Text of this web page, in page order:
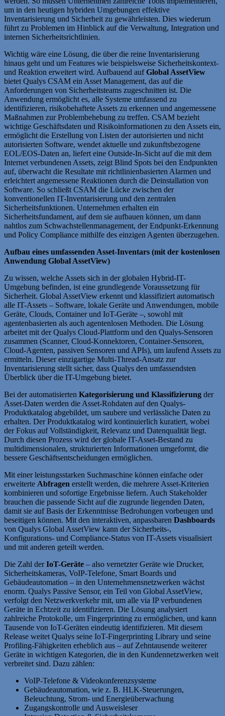
um in den heutigen hybriden Umgebungen effektive
Inventarisierung und Sicherheit zu gewährleisten. Dies wiederum
führt zu Problemen im Hinblick auf die Verwaltung, Integration und
internen Sicherheitsrichtlinien.
Wichtig wäre eine Lösung, die über die reine Inventarisierung
hinaus geht und um Features wie beispielsweise Sicherheitskontext-
und Reaktion erweitert wird. Aufbauend aufGlobal AssetView
bietet Qualys CSAM ein Asset Management, das auf die
Anforderungen von Sicherheitsteams zugeschnitten ist. Die
Anwendung ermöglicht es, alle Systeme umfassend zu
identifizieren, risikobehaftete Assets zu erkennen und angemessene
Maßnahmen zur Problembehebung zu treffen. CSAM bezieht
wichtige Geschäftsdaten und Risikoinformationen zu den Assets ein,
ermöglicht die Erstellung von Listen der autorisierten und nicht
autorisierten Software, wendet aktuelle und zukunftsbezogene
EOL/EOS-Daten an, liefert eine Outside-In-Sicht auf die mit dem
Internet verbundenen Assets, zeigt Blind Spots bei den Endpunkten
auf, überwacht die Resultate mit richtlinienbasierten Alarmen und
erleichtert angemessene Reaktionen durch die Deinstallation von
Software. So schließt CSAM die Lücke zwischen der
konventionellen IT-Inventarisierung und den zentralen
Sicherheitsfunktionen. Unternehmen erhalten ein
Sicherheitsfundament, auf dem sie aufbauen können, um dann
nahtlos zum Schwachstellenmanagement, der Endpunkt-Erkennung
und Policy Compliance mithilfe des einzigen Agenten überzugehen.
Aufbau eines umfassenden Asset-Inventars (mit der kostenlosen
Anwendung Global AssetView)
Zu wissen, welche Assets sich in der globalen Hybrid-IT-
Umgebung befinden, ist eine grundlegende Voraussetzung für
Sicherheit. Global AssetView erkennt und klassifiziert automatisch
alle IT-Assets – Software, lokale Geräte und Anwendungen, mobile
Geräte, Clouds, Container und IoT-Geräte –, sowohl mit
agentenbasierten als auch agentenlosen Methoden. Die Lösung
arbeitet mit der Qualys Cloud-Plattform und den Qualys-Sensoren
zusammen (Scanner, Cloud-Konnektoren, Container-Sensoren,
Cloud-Agenten, passiven Sensoren und APIs), um laufend Assets zu
ermitteln. Dieser einzigartige Multi-Thread-Ansatz zur
Inventarisierung stellt sicher, dass Qualys den umfassendsten
Überblick über die IT-Umgebung bietet.
Bei der automatisierten Kategorisierung und Klassifizierung der
Asset-Daten werden die Asset-Rohdaten auf den Qualys-
Produktkatalog abgebildet, um saubere und verlässliche Daten zu
erhalten. Der Produktkatalog wird kontinuierlich kuratiert, wobei
der Fokus auf Vollständigkeit, Relevanz und Datenqualität liegt.
Durch diesen Prozess wird der globale IT-Asset-Bestand zu
multidimensionalen, strukturierten Informationen umgeformt, die
bessere Geschäftsentscheidungen ermöglichen.
Mit einer leistungsstarken Suchmaschine können einfache oder
erweiterte Abfragen erstellt werden, die mehrere Asset-Kriterien
kombinieren und sofortige Ergebnisse liefern. Auch Stakeholder
brauchen die passende Sicht auf die zugrunde liegenden Daten,
damit sie auf Basis der Erkenntnisse Bedrohungen vorbeugen und
beseitigen können. Mit den interaktiven, anpassbaren Dashboards
von Qualys Global AssetView kann der Sicherheits-,
Konfigurations- und Compliance-Status von IT-Assets visualisiert
und mit anderen geteilt werden.
Die Zahl derIoT-Geräte – also vernetzter Geräte wie Drucker,
Sicherheitskameras, VoIP-Telefone, Smart Boards und
Gebäudeautomation – in den Unternehmensnetzwerken wächst
enorm. Qualys Passive Sensor, ein Teil von Global AssetView,
verfolgt den Netzwerkverkehr mit, um alle via IP verbundenen
Geräte in Echtzeit zu identifizieren. Die Lösung analysiert
zahlreiche Protokolle, um Fingerprinting zu ermöglichen, und kann
Tausende von IoT-Geräten eindeutig identifizieren. Mit diesem
Release weitet Qualys seine IoT-Fingerprinting Library und seine
Profiling-Fähigkeiten erheblich aus – auf Zehntausende weiterer
Geräte in wichtigen Kategorien, die in den Kundennetzwerken weit
verbreitet sind. Dazu zählen:
VoIP-Telefone & Videokonferenzsysteme
Gebäudeautomation, wie z. B. HLK-Steuerungen,
Beleuchtung, Strom- und Energieüberwachung
Zugangskontrolle und Ausweisleser